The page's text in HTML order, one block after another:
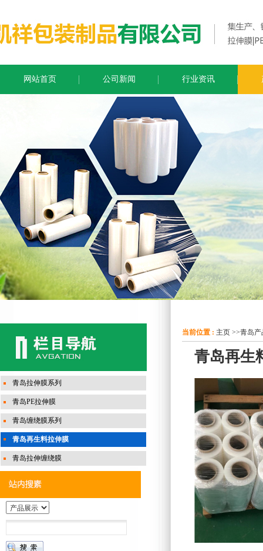
网站首页 公司新闻 行业资讯
当前位置 : 主页 >>青岛产
青岛再生
青岛拉伸膜系列
青岛PE拉伸膜
青岛缠绕膜系列
青岛再生料拉伸膜
青岛拉伸缠绕膜